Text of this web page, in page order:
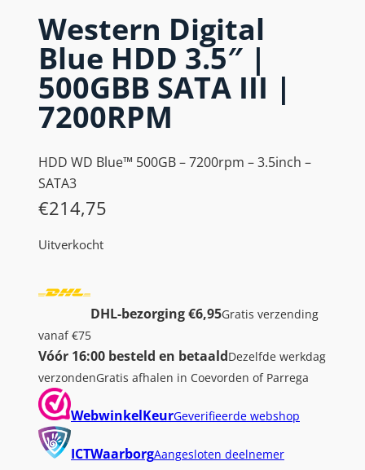
Western Digital
Blue HDD 3.5″ |
500GBB SATA III |
7200RPM
HDD WD Blue™ 500GB – 7200rpm – 3.5inch –
SATA3
€214,75
Uitverkocht
DHL-bezorging €6,95Gratis verzending
vanaf €75
Vóór 16:00 besteld en betaaldDezelfde werkdag
verzondenGratis afhalen in Coevorden of Parrega
WebwinkelKeurGeverifieerde webshop
ICTWaarborgAangesloten deelnemer